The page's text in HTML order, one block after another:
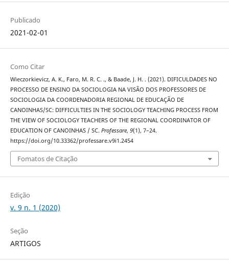
Publicado
2021-02-01
Como Citar
Wieczorkievicz, A. K., Faro, M. R. C. ., & Baade, J. H. . (2021). DIFICULDADES NO
PROCESSO DE ENSINO DA SOCIOLOGIA NA VISÃO DOS PROFESSORES DE
SOCIOLOGIA DA COORDENADORIA REGIONAL DE EDUCAÇÃO DE
CANOINHAS/SC: DIFFICULTIES IN THE SOCIOLOGY TEACHING PROCESS FROM
THE VIEW OF SOCIOLOGY TEACHERS OF THE REGIONAL COORDINATOR OF
EDUCATION OF CANOINHAS / SC. Professare, 9(1), 7–24.
https://doi.org/10.33362/professare.v9i1.2454
Fomatos de Citação
Edição
v. 9 n. 1 (2020)
Seção
ARTIGOS